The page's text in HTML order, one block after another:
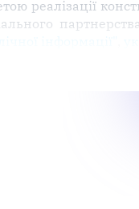
реалізації